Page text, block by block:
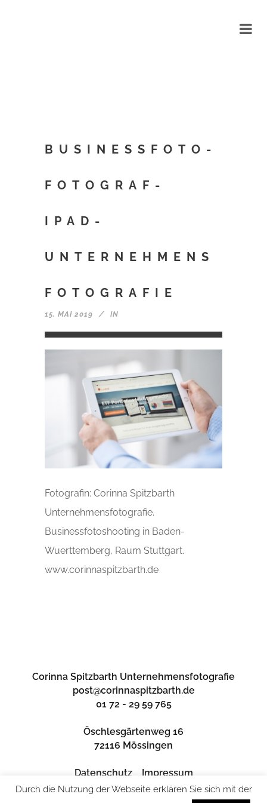
BUSINESSFOTO-
FOTOGRAF-
IPAD-
UNTERNEHMENS
FOTOGRAFIE
15. MAI 2019 IN
Fotografin: Corinna Spitzbarth
Unternehmensfotografie.
Businessfotoshooting in Baden-
Wuerttemberg, Raum Stuttgart.
www.corinnaspitzbarth.de
Corinna Spitzbarth Unternehmensfotografie
post@corinnaspitzbarth.de
01 72 - 29 59 765
Öschlesgärtenweg 16
72116 Mössingen
Datenschutz Impressum
Durch die Nutzung der Webseite erklären Sie sich mit der